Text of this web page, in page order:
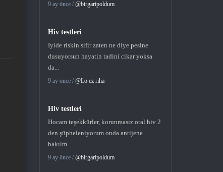
9 ay önce / @birgaripoldum
Hiv testleri
Iyide riskin sifir zaten ne diye pesine
dusuyorsun hayatin tadini cikar yoksa
da...
9 ay önce / @Lo ez riha
Hiv testleri
Hocam teşekkürler, korunmasız oral hiv 2
den şüpheleniyorum onda antijene
bakılm...
9 ay önce / @birgaripoldum